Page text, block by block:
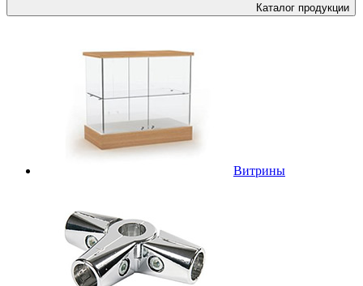
Каталог продукции
Витрины